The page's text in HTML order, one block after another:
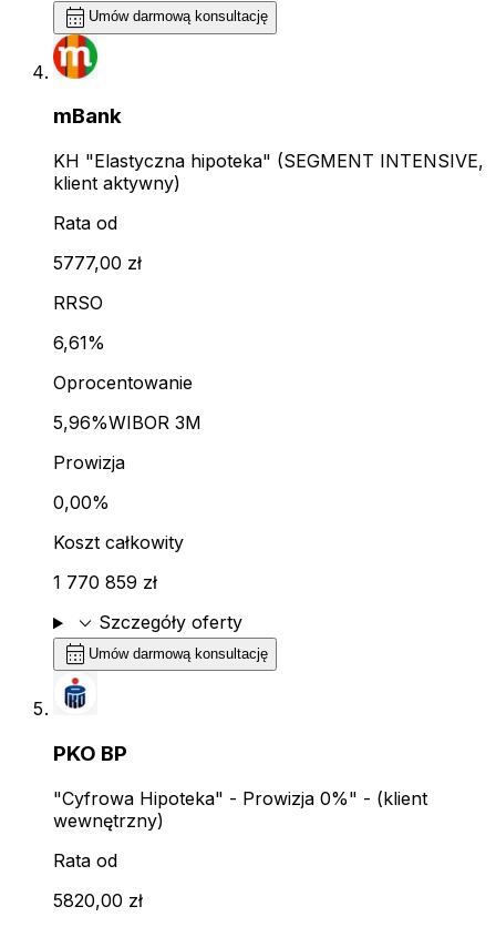
calendar_month Umów darmową konsultację
mBank
KH "Elastyczna hipoteka" (SEGMENT INTENSIVE,
klient aktywny)
Rata od
5777,00 zł
RRSO
6,61%
Oprocentowanie
5,96%WIBOR 3M
Prowizja
0,00%
Koszt całkowity
1 770 859 zł
expand_more Szczegóły oferty
calendar_month Umów darmową konsultację
PKO BP
"Cyfrowa Hipoteka" - Prowizja 0%" - (klient
wewnętrzny)
Rata od
5820,00 zł